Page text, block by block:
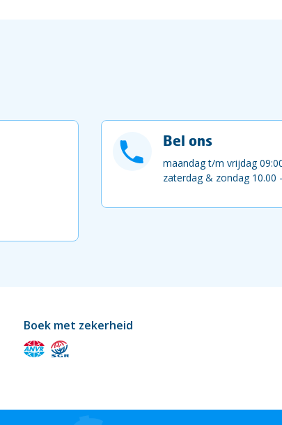
Bel ons
maandag t/m vrijdag
zaterdag & zondag 10.00
Boek met zekerheid